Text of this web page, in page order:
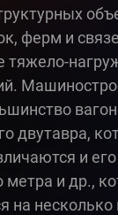
ферм и
тяжело-
двутавра,
и
и др.,
на